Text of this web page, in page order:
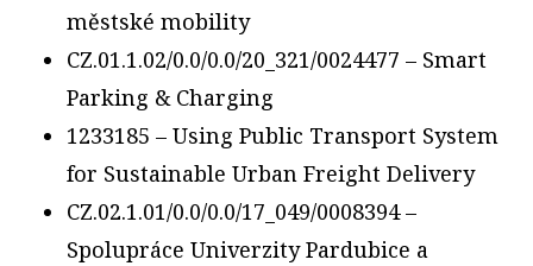
městské mobility
CZ.01.1.02/0.0/0.0/20_321/0024477 – Smart
Parking & Charging
1233185 – Using Public Transport System
for Sustainable Urban Freight Delivery
CZ.02.1.01/0.0/0.0/17_049/0008394 –
Spolupráce Univerzity Pardubice a